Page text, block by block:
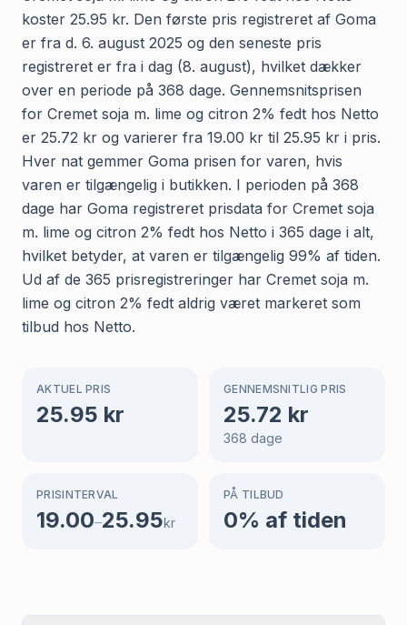
koster 25.95 kr. Den første pris registreret af Goma
er fra d. 6. august 2025 og den seneste pris
registreret er fra i dag (8. august), hvilket dækker
over en periode på 368 dage. Gennemsnitsprisen
for Cremet soja m. lime og citron 2% fedt hos Netto
er 25.72 kr og varierer fra 19.00 kr til 25.95 kr i pris.
Hver nat gemmer Goma prisen for varen, hvis
varen er tilgængelig i butikken. I perioden på 368
dage har Goma registreret prisdata for Cremet soja
m. lime og citron 2% fedt hos Netto i 365 dage i alt,
hvilket betyder, at varen er tilgængelig 99% af tiden.
Ud af de 365 prisregistreringer har Cremet soja m.
lime og citron 2% fedt aldrig været markeret som
tilbud hos Netto.
AKTUEL PRIS
25.95 kr
GENNEMSNITLIG PRIS
25.72 kr
368 dage
PRISINTERVAL
19.00–25.95kr
PÅ TILBUD
0% af tiden